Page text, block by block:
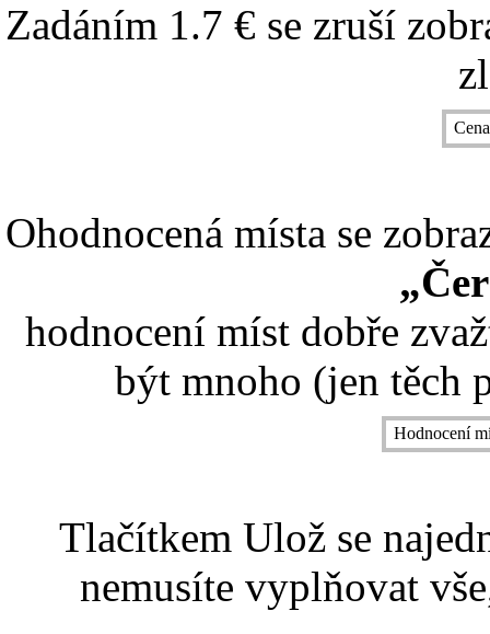
Zadáním 1.7 € se zruší
Ohodnocená místa se
hodnocení míst dobře
být mnoho (jen těch
Hodnocení
Tlačítkem Ulož se
nemusíte vyplňovat